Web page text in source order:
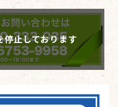
停止しております